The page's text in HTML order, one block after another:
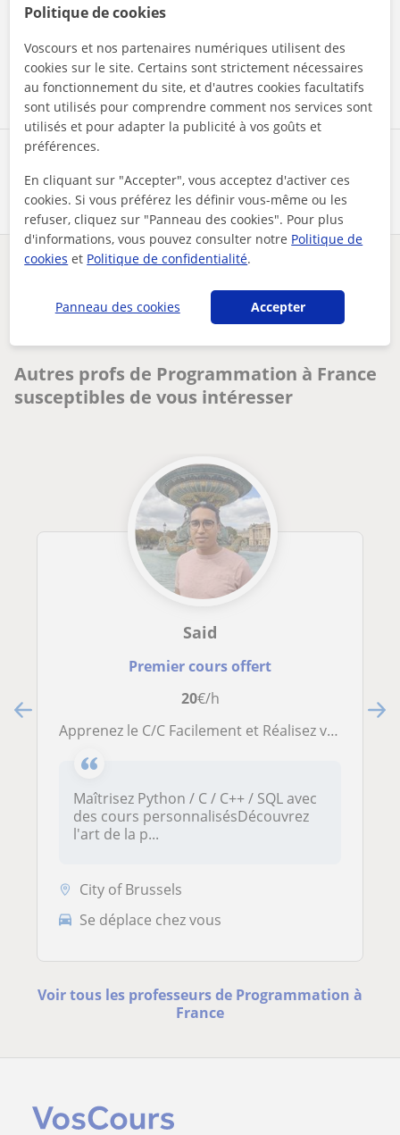
mentions légaleset deconfidentialité
Contacter maintenant
Des problèmes avec ce profil ?
Programmation
Autres profs de Programmation à France
susceptibles de vous intéresser
Said
Premier cours offert
20€/h
Apprenez le C/C Facilement et Réalisez vos Premiers Projets
Maîtrisez Python / C / C++ / SQL avec
des cours personnalisésDécouvrez
l'art de la p...
City of Brussels
Se déplace chez vous
Voir tous les professeurs de Programmation à
France
Politique de cookies
Voscours et nos partenaires numériques utilisent des
cookies sur le site. Certains sont strictement nécessaires
au fonctionnement du site, et d'autres cookies facultatifs
sont utilisés pour comprendre comment nos services sont
utilisés et pour adapter la publicité à vos goûts et
préférences.
En cliquant sur "Accepter", vous acceptez d'activer ces
cookies. Si vous préférez les définir vous-même ou les
refuser, cliquez sur "Panneau des cookies". Pour plus
d'informations, vous pouvez consulter notre Politique de
cookies et Politique de confidentialité.
Panneau des cookies Accepter